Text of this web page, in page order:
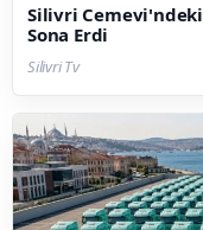
Silivri Cemevi'ndeki
Sona Erdi
Silivri Tv